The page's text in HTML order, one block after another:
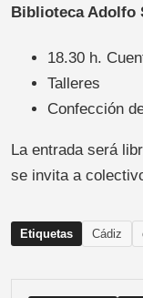
Biblioteca Adolfo
18.30 h.
Talleres
Confección
La entrada será
se invita a
Etiquetas Cádiz